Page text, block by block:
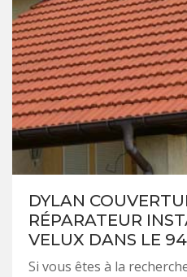
DYLAN
RÉPARATEUR
VELUX DANS LE 94
Si vous êtes à la